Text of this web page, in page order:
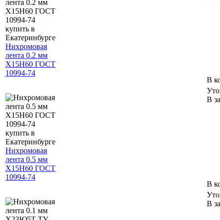
Нихромовая
лента 0.2 мм
Х15Н60 ГОСТ
10994-74
В
Нихромовая
лента 0.5 мм
Х15Н60 ГОСТ
10994-74
В
В
В